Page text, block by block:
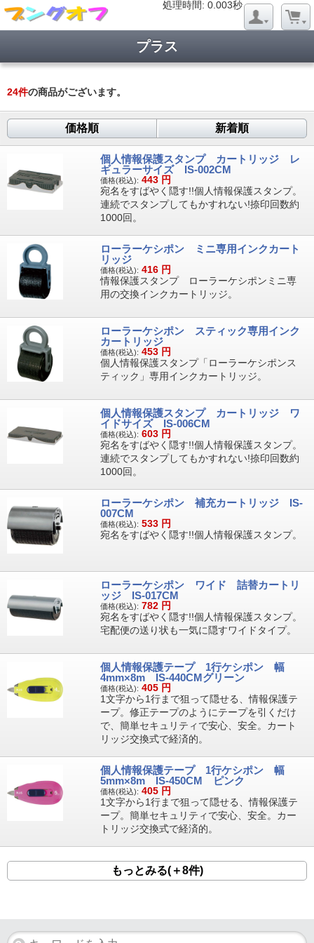
処理時間: 0.003秒
プラス
24件の商品がございます。
価格順 新着順
個人情報保護スタンプ カートリッジ レ
ギュラーサイズ IS-002CM
価格(税込): 443 円
宛名をすばやく隠す!!個人情報保護スタンプ。
連続でスタンプしてもかすれない!捺印回数約
1000回。
ローラーケシポン ミニ専用インクカート
リッジ
価格(税込): 416 円
情報保護スタンプ ローラーケシポンミニ専
用の交換インクカートリッジ。
ローラーケシポン スティック専用インク
カートリッジ
価格(税込): 453 円
個人情報保護スタンプ「ローラーケシポンス
ティック」専用インクカートリッジ。
個人情報保護スタンプ カートリッジ ワ
イドサイズ IS-006CM
価格(税込): 603 円
宛名をすばやく隠す!!個人情報保護スタンプ。
連続でスタンプしてもかすれない!捺印回数約
1000回。
ローラーケシポン 補充カートリッジ IS-
007CM
価格(税込): 533 円
宛名をすばやく隠す!!個人情報保護スタンプ。
ローラーケシポン ワイド 詰替カートリ
ッジ IS-017CM
価格(税込): 782 円
宛名をすばやく隠す!!個人情報保護スタンプ。
宅配便の送り状も一気に隠すワイドタイプ。
個人情報保護テープ 1行ケシポン 幅
4mm×8m IS-440CMグリーン
価格(税込): 405 円
1文字から1行まで狙って隠せる、情報保護テ
ープ。修正テープのようにテープを引くだけ
で、簡単セキュリティで安心、安全。カート
リッジ交換式で経済的。
個人情報保護テープ 1行ケシポン 幅
5mm×8m IS-450CM ピンク
価格(税込): 405 円
1文字から1行まで狙って隠せる、情報保護テ
ープ。簡単セキュリティで安心、安全。カー
トリッジ交換式で経済的。
もっとみる(＋8件)
処理時間: 0.019秒